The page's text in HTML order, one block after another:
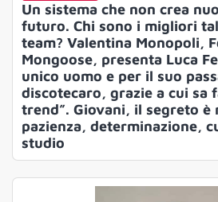
Un sistema che non crea
futuro. Chi sono i migliori
team? Valentina Monopoli,
Mongoose, presenta Luca
unico uomo e per il suo
discotecaro, grazie a cui sa
trend”. Giovani, il segreto è
pazienza, determinazione,
studio